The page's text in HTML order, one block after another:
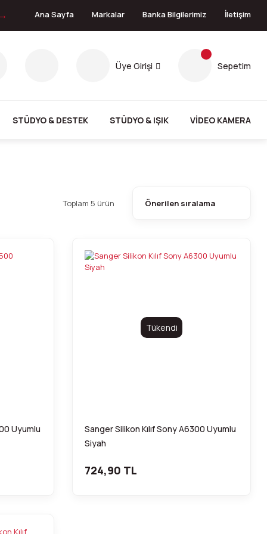
Ana Sayfa Markalar Banka Bilgilerimiz İletişim
Üye Girişi Sepetim
STÜDYO & DESTEK STÜDYO & IŞIK VİDEO KAMERA
Toplam 5 ürün
Uyumlu
Tükendi
Sanger Silikon Kılıf Sony A6300 Uyumlu
Siyah
724,90 TL